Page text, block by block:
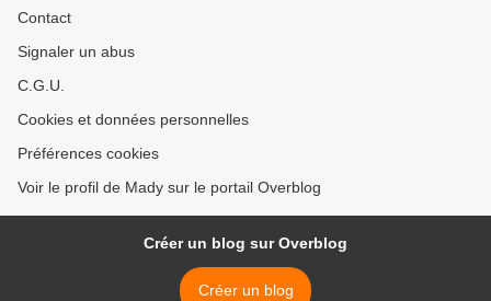
Contact
Signaler un abus
C.G.U.
Cookies et données personnelles
Préférences cookies
Voir le profil de Mady sur le portail Overblog
Créer un blog sur Overblog
Créer un blog